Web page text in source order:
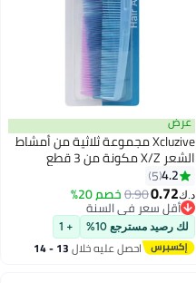
عرض
Xcluzive مجموعة ثلاثية من أمشاط
الشعر X/Z مكونة من 3 قطع
4.2
5
د.ك‏0.72
0.90خصم 20%
أقل سعر في السنة
أقل سعر في السنة
لك رصيد مسترجع 10% + 1
احصل عليه خلال 13 - 14